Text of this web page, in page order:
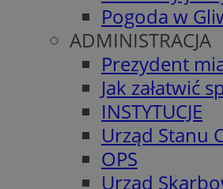
Pogoda w
ADMINISTRACJA
Prezydent
Jak załatwić
INSTYTUCJE
Urząd Stanu
OPS
Urząd